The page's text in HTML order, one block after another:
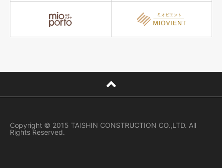
Copyright © 2015 TAISHIN CONSTRUCTION CO.,LTD. All
Rights Reserved.